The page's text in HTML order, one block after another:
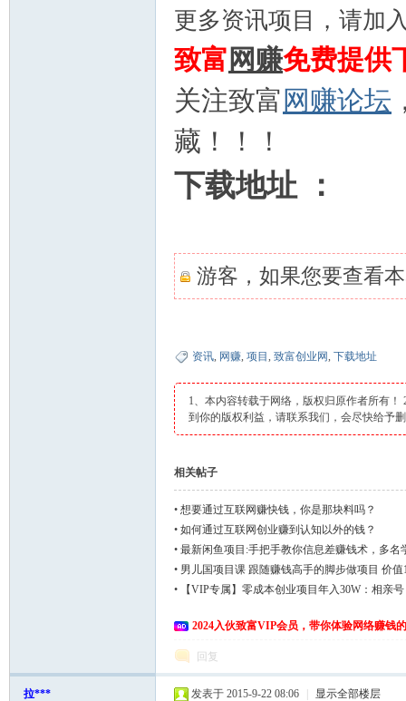
更多资讯项目，请加
致富 网赚免费提供
关注致富 网赚论坛
藏！！！
下载地址 ：
游客，如果您要查看
资讯, 网赚, 项目 , 致富创业网, 下载地址
1、本内容转载于网络，版权归原作者所有
到你的版权利益，请联系我们，会尽快给予
相关帖子
• 想要通过互联网赚快钱，你是那块料吗？
• 如何通过互联网创业赚到认知以外的钱？
• 最新闲鱼项目:手把手教你信息差赚钱术，多名
• 男儿国项目课 跟随赚钱高手的脚步做项目 价值
•
【VIP专属】零成本创业项目年入30W：相亲
2024入伙致富VIP会员，带你体验网络赚钱
回复
拉*** 发表于 2015-9-22 08:06 显示全部楼层